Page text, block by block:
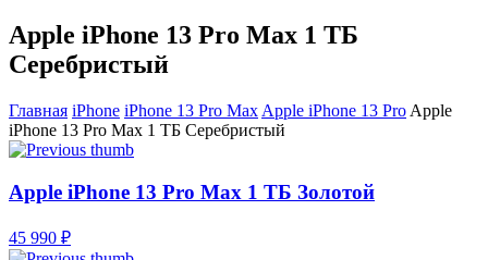
Apple iPhone 13 Pro Max 1 ТБ
Серебристый
Главная iPhone iPhone 13 Pro Max Apple iPhone 13 Pro Apple
iPhone 13 Pro Max 1 ТБ Серебристый
Apple iPhone 13 Pro Max 1 ТБ Золотой
45 990 ₽